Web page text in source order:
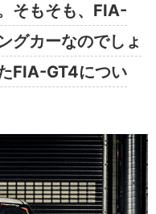
そもそも、FIA-
グカーなのでしょ
FIA-GT4につい